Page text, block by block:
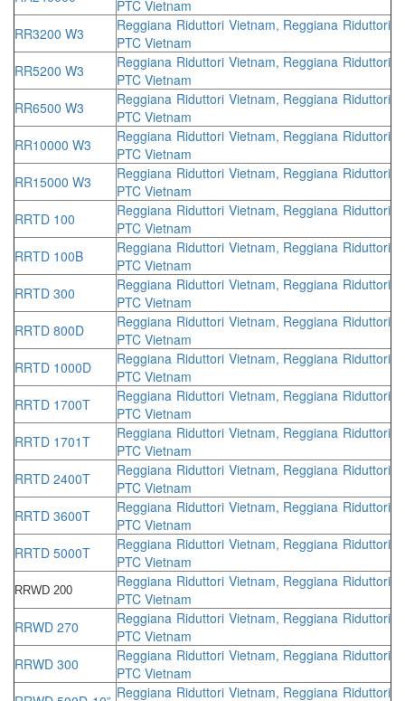
PTC Vietnam
RR3200 W3
Reggiana Riduttori Vietnam, Reggiana Riduttori
PTC Vietnam
RR5200 W3
Reggiana Riduttori Vietnam, Reggiana Riduttori
PTC Vietnam
RR6500 W3
Reggiana Riduttori Vietnam, Reggiana Riduttori
PTC Vietnam
RR10000 W3
Reggiana Riduttori Vietnam, Reggiana Riduttori
PTC Vietnam
RR15000 W3
Reggiana Riduttori Vietnam, Reggiana Riduttori
PTC Vietnam
RRTD 100
Reggiana Riduttori Vietnam, Reggiana Riduttori
PTC Vietnam
RRTD 100B
Reggiana Riduttori Vietnam, Reggiana Riduttori
PTC Vietnam
RRTD 300
Reggiana Riduttori Vietnam, Reggiana Riduttori
PTC Vietnam
RRTD 800D
Reggiana Riduttori Vietnam, Reggiana Riduttori
PTC Vietnam
RRTD 1000D
Reggiana Riduttori Vietnam, Reggiana Riduttori
PTC Vietnam
RRTD 1700T
Reggiana Riduttori Vietnam, Reggiana Riduttori
PTC Vietnam
RRTD 1701T
Reggiana Riduttori Vietnam, Reggiana Riduttori
PTC Vietnam
RRTD 2400T
Reggiana Riduttori Vietnam, Reggiana Riduttori
PTC Vietnam
RRTD 3600T
Reggiana Riduttori Vietnam, Reggiana Riduttori
PTC Vietnam
RRTD 5000T
Reggiana Riduttori Vietnam, Reggiana Riduttori
PTC Vietnam
RRWD 200
Reggiana Riduttori Vietnam, Reggiana Riduttori
PTC Vietnam
RRWD 270
Reggiana Riduttori Vietnam, Reggiana Riduttori
PTC Vietnam
RRWD 300
Reggiana Riduttori Vietnam, Reggiana Riduttori
PTC Vietnam
Reggiana Riduttori Vietnam, Reggiana Riduttori